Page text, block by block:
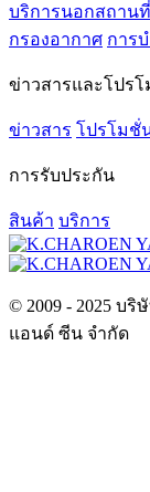
บริการนอกสถานที่
กรองอากาศ การ
ข่าวสารและโปร
ข่าวสาร โปรโมชั่
การรับประกัน
สินค้า บริการ
© 2009 - 2025 บ
แอนด์ ซีน จำกัด